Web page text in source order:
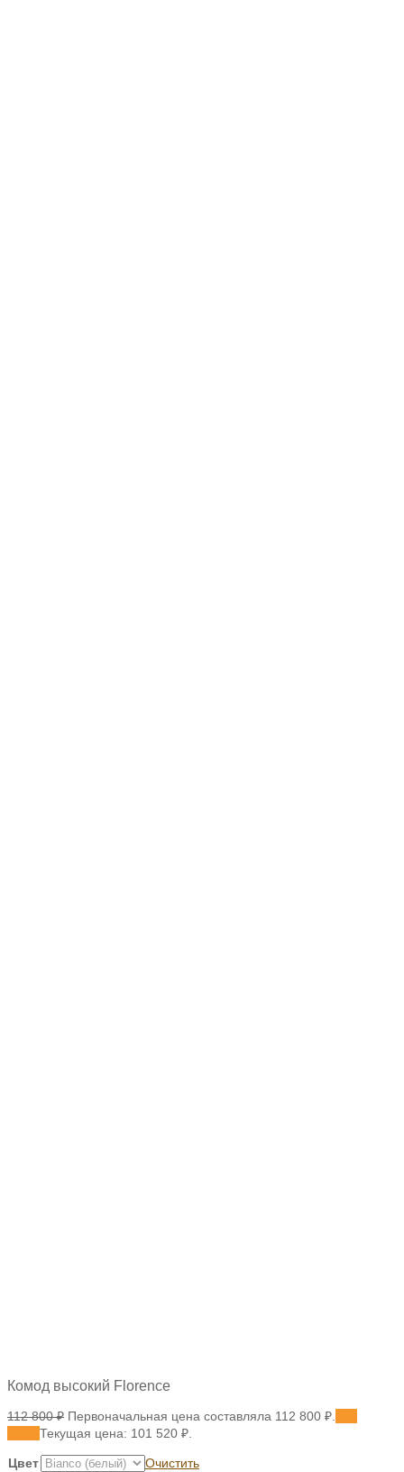
Комод высокий Florence
112 800₽ Первоначальная цена составляла 112 800 ₽.
Текущая цена: 101 520 ₽.
Цвет
Очистить